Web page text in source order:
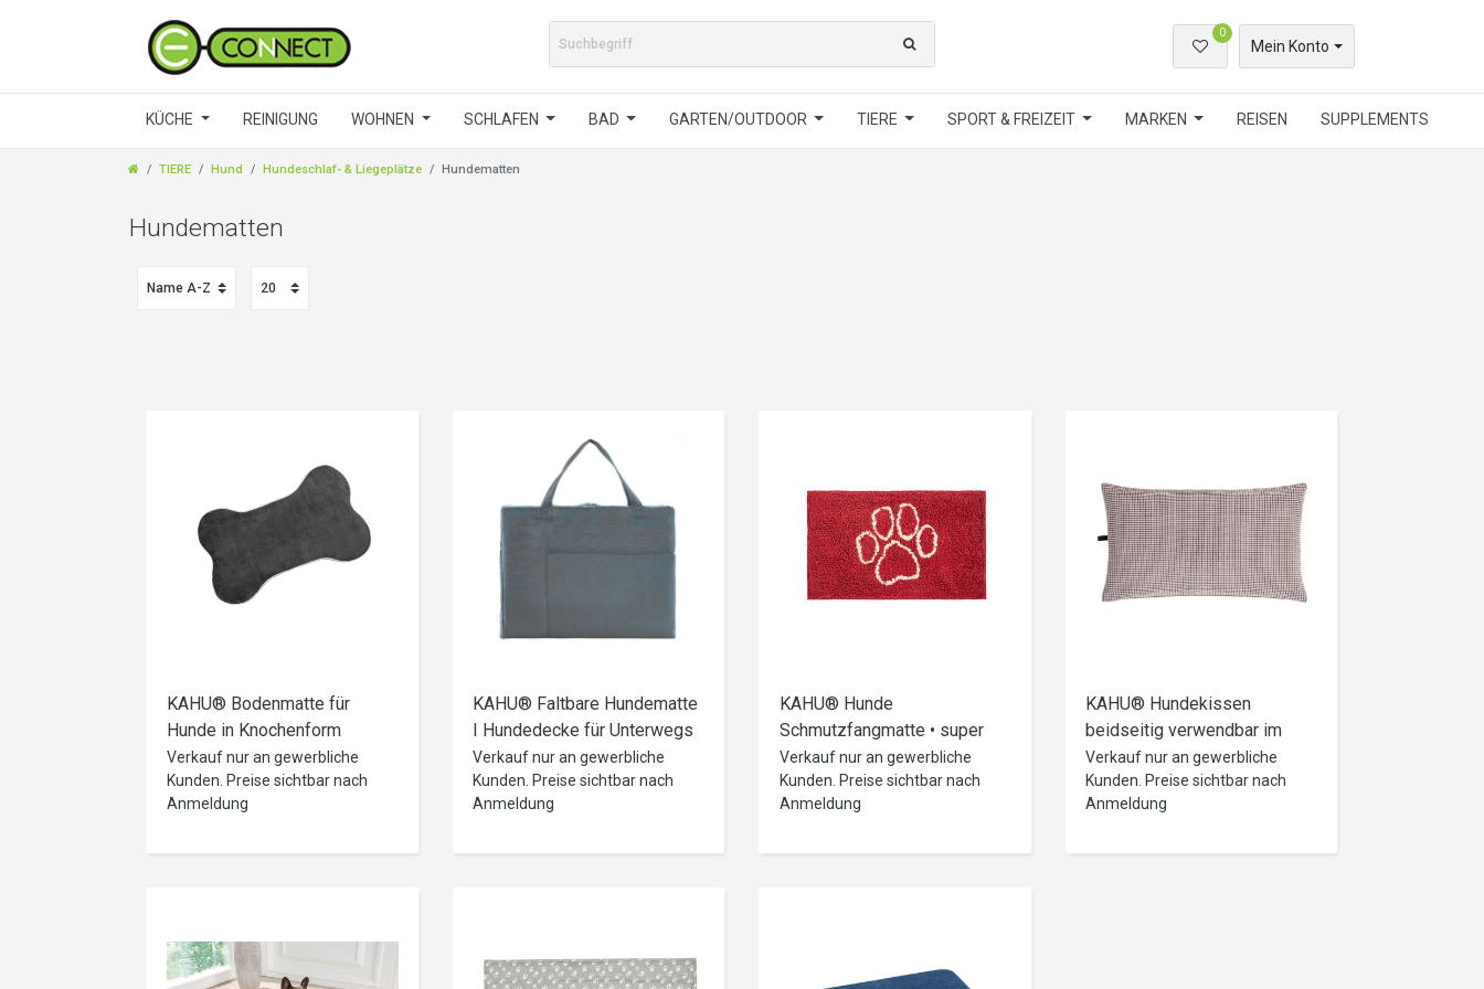
0
Mein Konto
KÜCHE REINIGUNG WOHNEN SCHLAFEN BAD GARTEN/OUTDOOR TIERE SPORT & FREIZEIT MARKEN REISEN SUPPLEMENTS
TIERE Hund Hundeschlaf- & Liegeplätze Hundematten
Hundematten
KAHU® Bodenmatte für
Hunde in Knochenform
(51x74cm)
Verkauf nur an gewerbliche
Kunden. Preise sichtbar nach
Anmeldung
KAHU® Faltbare Hundematte
I Hundedecke für Unterwegs
als Tasche • waschbar • 60 x
80 cm • versch. Farben
Verkauf nur an gewerbliche
Kunden. Preise sichtbar nach
Anmeldung
KAHU® Hunde
Schmutzfangmatte • super
absorbierend • Ökotex
Zertifiziert • 50 x 80 cm •
versch. Design/Farben
Verkauf nur an gewerbliche
Kunden. Preise sichtbar nach
Anmeldung
KAHU® Hundekissen
beidseitig verwendbar im
Chenille Design • mit
waschbarem Bezug • 60 x
100 cm • versch. Farben
Verkauf nur an gewerbliche
Kunden. Preise sichtbar nach
Anmeldung